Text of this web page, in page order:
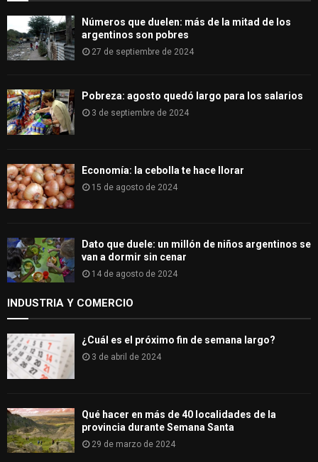
H
Números que duelen: más de la mitad de los
argentinos son pobres
27 de septiembre de 2024
Pobreza: agosto quedó largo para los salarios
3 de septiembre de 2024
Economía: la cebolla te hace llorar
15 de agosto de 2024
Dato que duele: un millón de niños argentinos se
van a dormir sin cenar
14 de agosto de 2024
INDUSTRIA Y COMERCIO
¿Cuál es el próximo fin de semana largo?
3 de abril de 2024
Qué hacer en más de 40 localidades de la
provincia durante Semana Santa
29 de marzo de 2024